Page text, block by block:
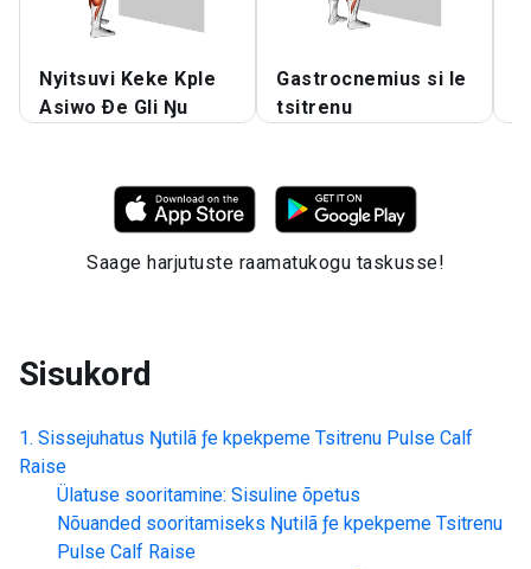
Nyitsuvi Keke Kple
Asiwo Ðe Gli Ŋu
Gastrocnemius si le
tsitrenu
Saage harjutuste raamatukogu taskusse!
Sisukord
Sissejuhatus Ŋutilã ƒe kpekpeme Tsitrenu Pulse Calf
Raise
Ülatuse sooritamine: Sisuline õpetus
Nõuanded sooritamiseks Ŋutilã ƒe kpekpeme Tsitrenu
Pulse Calf Raise